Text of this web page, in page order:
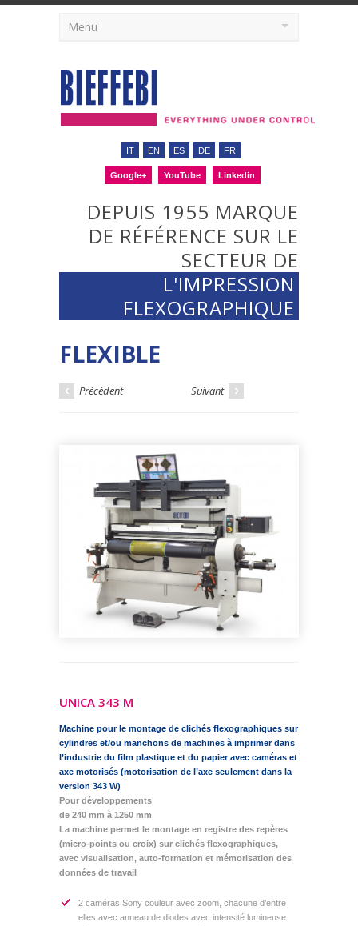
Menu
IT EN ES DE FR
Google+ YouTube Linkedin
DEPUIS 1955 MARQUE
DE RÉFÉRENCE SUR LE
SECTEUR DE
L'IMPRESSION
FLEXOGRAPHIQUE
FLEXIBLE
Précédent Suivant
UNICA 343 M
Machine pour le montage de clichés flexographiques sur
cylindres et/ou manchons de machines à imprimer dans
l’industrie du film plastique et du papier avec caméras et
axe motorisés (motorisation de l’axe seulement dans la
version 343 W)
Pour développements
de 240 mm à 1250 mm
La machine permet le montage en registre des repères
(micro-points ou croix) sur clichés flexographiques,
avec visualisation, auto-formation et mémorisation des
données de travail
2 caméras Sony couleur avec zoom, chacune d’entre
elles avec anneau de diodes avec intensité lumineuse